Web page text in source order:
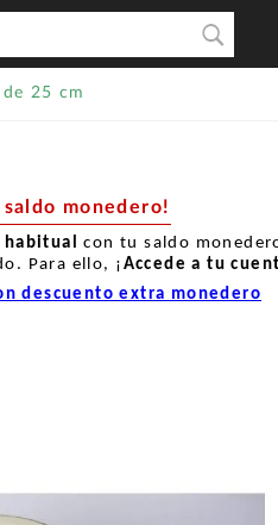
25 cm
monedero!
habitual con tu saldo
Para ello, ¡Accede a tu
descuento extra monedero